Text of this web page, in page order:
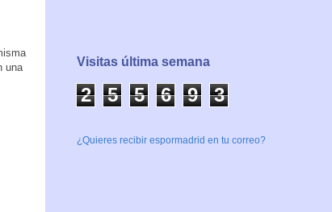
una
Visitas última semana
2 5 5 6 9 3
¿Quieres recibir espormadrid en tu correo?